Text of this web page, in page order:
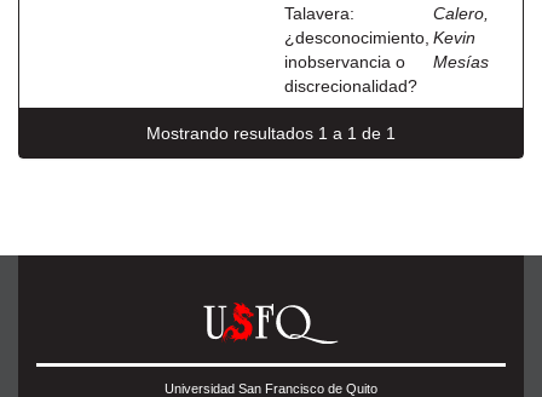
Talavera:
¿desconocimiento,
inobservancia o
discrecionalidad?
Calero,
Kevin
Mesías
Mostrando resultados 1 a 1 de 1
Universidad San Francisco de Quito